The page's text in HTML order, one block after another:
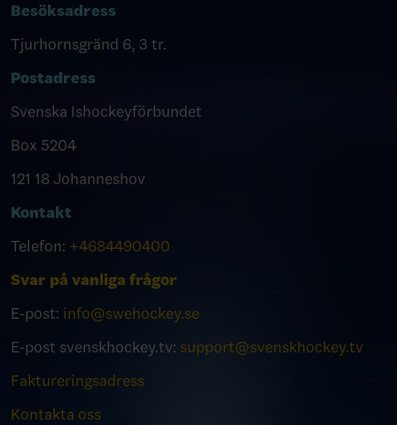
Besöksadress
Tjurhornsgränd 6, 3 tr.
Postadress
Svenska Ishockeyförbundet
Box 5204
121 18 Johanneshov
Kontakt
Telefon: +4684490400
Svar på vanliga frågor
E-post: info@swehockey.se
E-post svenskhockey.tv: support@svenskhockey.tv
Faktureringsadress
Kontakta oss